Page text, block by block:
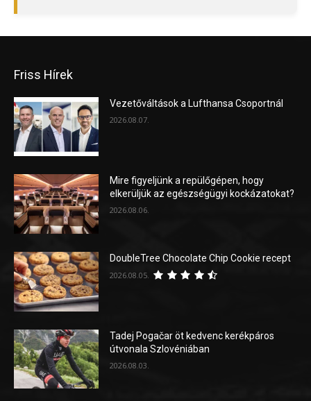
Friss Hírek
Vezetőváltások a Lufthansa Csoportnál
2026.08.07.
Mire figyeljünk a repülőgépen, hogy
elkerüljük az egészségügyi kockázatokat?
2026.08.06.
DoubleTree Chocolate Chip Cookie recept
2026.08.05.
Tadej Pogačar öt kedvenc kerékpáros
útvonala Szlovéniában
2026.08.03.